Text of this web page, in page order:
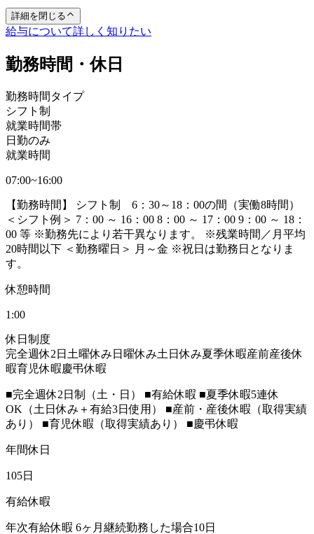
詳細を閉じる
給与について詳しく知りたい
勤務時間・休日
勤務時間タイプ
シフト制
就業時間帯
日勤のみ
就業時間
07:00~16:00
【勤務時間】 シフト制 6：30～18：00の間（実働8時間）
＜シフト例＞ 7：00 ～ 16：00 8：00 ～ 17：00 9：00 ～ 18：
00 等 ※勤務先により若干異なります。 ※残業時間／月平均
20時間以下 ＜勤務曜日＞ 月～金 ※祝日は勤務日となりま
す。
休憩時間
1:00
休日制度
完全週休2日 土曜休み 日曜休み土日休み夏季休暇産前産後休
暇育児休暇慶弔休暇
■完全週休2日制（土・日） ■有給休暇 ■夏季休暇5連休
OK（土日休み＋有給3日使用） ■産前・産後休暇（取得実績
あり） ■育児休暇（取得実績あり） ■慶弔休暇
年間休日
105日
有給休暇
年次有給休暇 6ヶ月継続勤務した場合10日